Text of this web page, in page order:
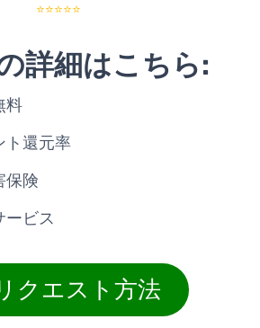
⭐⭐⭐⭐⭐
詳細はこちら:
料
ト還元率
保険
ービス
クエスト方法